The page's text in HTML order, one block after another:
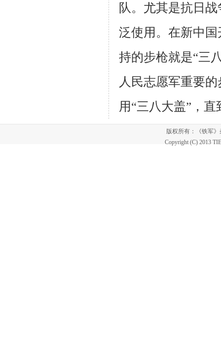
队。尤其是抗日战
泛使用。 在新中
持的步枪就是“三
人民志愿军重要
用“三八大盖”，直
版权所有：《铁军
Copyright (C) 2013